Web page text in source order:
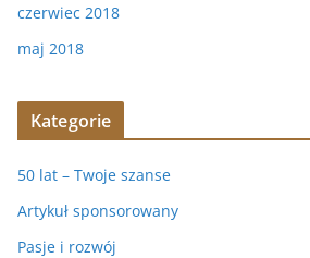
czerwiec 2018
maj 2018
Kategorie
50 lat – Twoje szanse
Artykuł sponsorowany
Pasje i rozwój